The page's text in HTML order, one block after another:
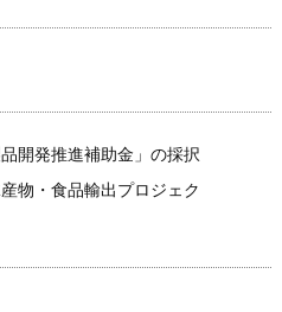
開発推進補助金」の採択
物・食品輸出プロジェク